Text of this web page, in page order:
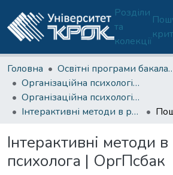
Розділи
та
колекції
Головна
Освітні
Організаційна психологія (ОП 053/C4-Б)
Організаційна психологія (ОП 053-Б)-4 курс
Інтерактивні методи в роботі психолога | ОргПсбак
Інтерактивні методи в
психолога | ОргПсбак